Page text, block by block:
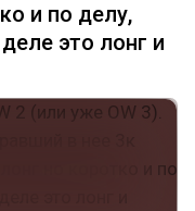
и по делу,
это лонг и